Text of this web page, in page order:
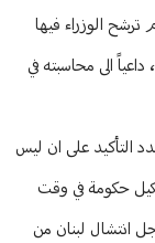
ترشح الوزراء فيها
داعياً الى محاسبته في
التأكيد على ان ليس
حكومة في وقت
انتشال لبنان من